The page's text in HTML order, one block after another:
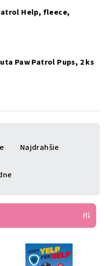
Help, fleece,
Paw Patrol Pups, 2 ks
Najdrahšie